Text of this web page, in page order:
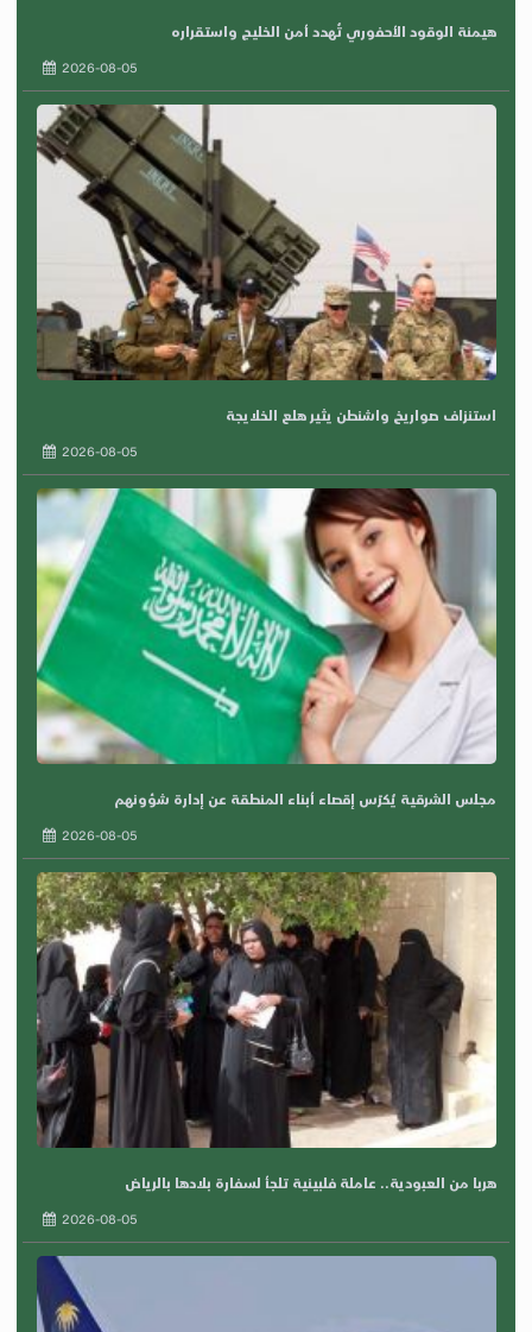
هيمنة الوقود الأحفوري تُهدد أمن الخليج واستقراره
2026-08-05
استنزاف صواريخ واشنطن يثير هلع الخلايجة
2026-08-05
مجلس الشرقية يُكرّس إقصاء أبناء المنطقة عن إدارة شؤونهم
2026-08-05
هربا من العبودية.. عاملة فلبينية تلجأ لسفارة بلادها بالرياض
2026-08-05